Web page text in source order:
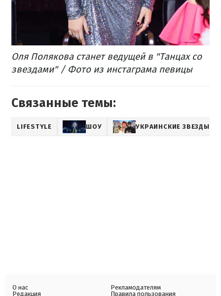
Оля Полякова станет ведущей в "Танцах со
звездами" / Фото из инстаграма певицы
Связанные темы:
LIFESTYLE ШОУ УКРАИНСКИЕ ЗВЕЗДЫ
О нас
Редакция
Рекламодателям
Правила пользования